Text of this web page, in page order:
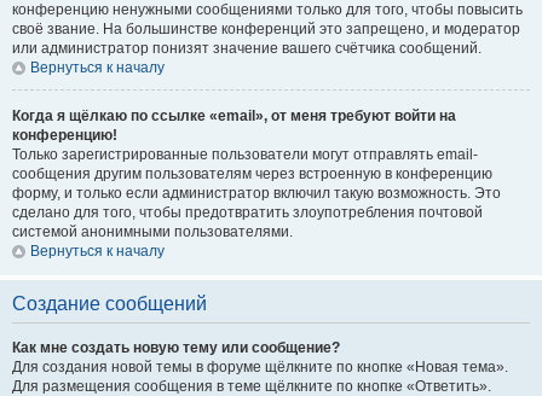
конференцию ненужными сообщениями только для того, чтобы повысить
своё звание. На большинстве конференций это запрещено, и модератор
или администратор понизят значение вашего счётчика сообщений.
Вернуться к началу
Когда я щёлкаю по ссылке «email», от меня требуют войти на
конференцию!
Только зарегистрированные пользователи могут отправлять email-
сообщения другим пользователям через встроенную в конференцию
форму, и только если администратор включил такую возможность. Это
сделано для того, чтобы предотвратить злоупотребления почтовой
системой анонимными пользователями.
Вернуться к началу
Создание сообщений
Как мне создать новую тему или сообщение?
Для создания новой темы в форуме щёлкните по кнопке «Новая тема».
Для размещения сообщения в теме щёлкните по кнопке «Ответить».